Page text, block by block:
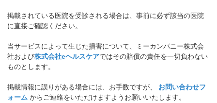
掲載されている医院を受診される場合は、事前に必ず該当の医院
に直接ご確認ください。
当サービスによって生じた損害について、ミーカンパニー株式会
社および株式会社eヘルスケアではその賠償の責任を一切負わない
ものとします。
掲載情報に誤りがある場合には、お手数ですが、
お問い合わせフ
ォーム からご連絡をいただけますようお願いいたします。